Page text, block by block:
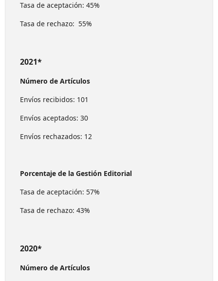
Tasa de aceptación: 45%
Tasa de rechazo: 55%
2021*
Número de Artículos
Envíos recibidos: 101
Envíos aceptados: 30
Envíos rechazados: 12
Porcentaje de la Gestión Editorial
Tasa de aceptación: 57%
Tasa de rechazo: 43%
2020*
Número de Artículos